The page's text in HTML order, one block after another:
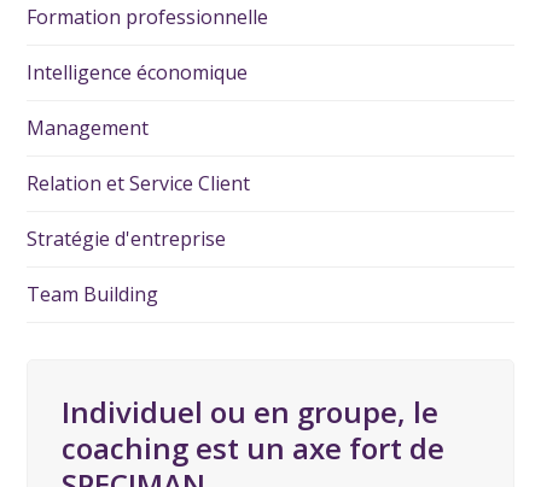
Formation professionnelle
Intelligence économique
Management
Relation et Service Client
Stratégie d'entreprise
Team Building
Individuel ou en groupe, le
coaching est un axe fort de